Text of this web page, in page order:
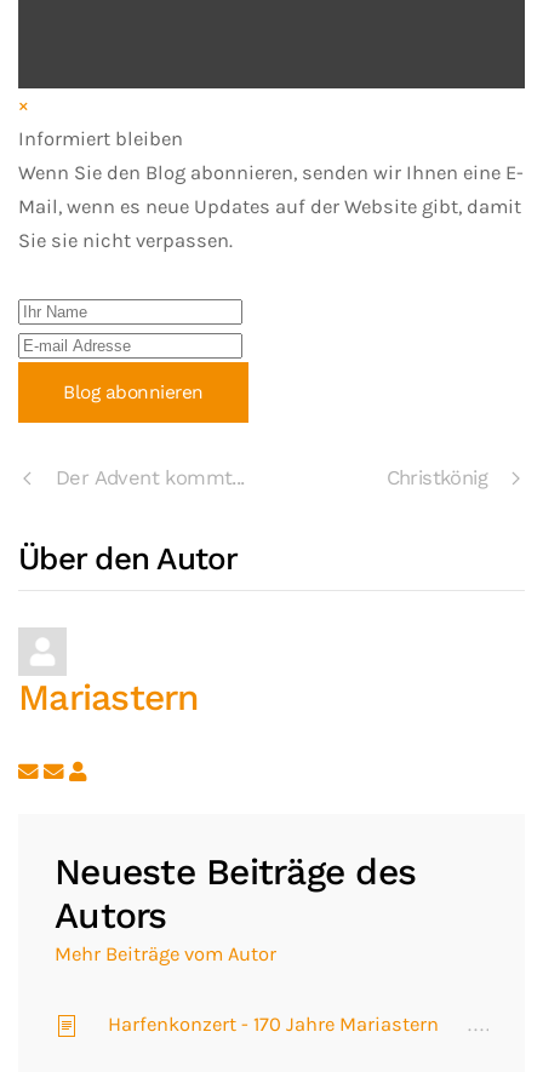
×
Informiert bleiben
Wenn Sie den Blog abonnieren, senden wir Ihnen eine E-
Mail, wenn es neue Updates auf der Website gibt, damit
Sie sie nicht verpassen.
Ihr Name
E-mail Adresse
Blog abonnieren
Der Advent kommt... Christkönig
Über den Autor
Mariastern
Updates abonnieren
Abo von Updates dieses Autors beenden
Neueste Beiträge des
Autors
Mehr Beiträge vom Autor
Harfenkonzert - 170 Jahre Mariastern